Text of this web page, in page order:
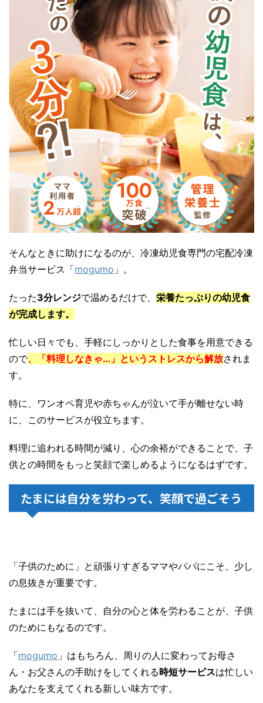
そんなときに助けになるのが、冷凍幼児食専門の宅配冷凍
弁当サービス「mogumo 」。
たった3分レンジで温めるだけで、 栄養たっぷりの幼児食
が完成します。
忙しい日々でも、手軽にしっかりとした食事を用意できる
ので、「料理しなきゃ…」というストレスから解放されま
す。
特に、ワンオペ育児や赤ちゃんが泣いて手が離せない時
に、このサービスが役立ちます。
料理に追われる時間が減り、心の余裕ができることで、子
供との時間をもっと笑顔で楽しめるようになるはずです。
たまには自分を労わって、笑顔で過ごそう
「子供のために」と頑張りすぎるママやパパにこそ、少し
の息抜きが重要です。
たまには手を抜いて、自分の心と体を労わることが、子供
のためにもなるのです。
「mogumo 」はもちろん、周りの人に変わってお母さ
ん・お父さんの手助けをしてくれる時短サービスは忙しい
あなたを支えてくれる新しい味方です。